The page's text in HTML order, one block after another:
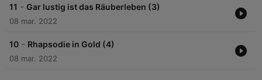
11 - Gar lustig ist das Räuberleben (3)
08 mar. 2022
10 - Rhapsodie in Gold (4)
08 mar. 2022